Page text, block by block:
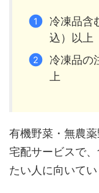
冷凍品含
込）以上
冷凍品の
上
有機野菜・無農
宅配サービスで
たい人に向いてい